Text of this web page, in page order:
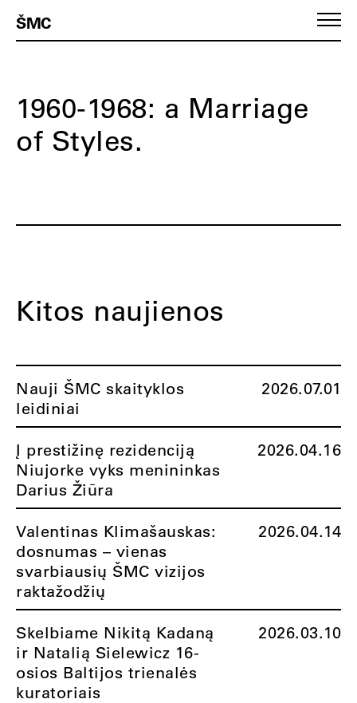
ŠMC
1960-1968: a Marriage
of Styles.
Kitos naujienos
Nauji ŠMC skaityklos
leidiniai
2026.07.01
Į prestižinę rezidenciją
Niujorke vyks menininkas
Darius Žiūra
2026.04.16
Valentinas Klimašauskas:
dosnumas – vienas
svarbiausių ŠMC vizijos
raktažodžių
2026.04.14
Skelbiame Nikitą Kadaną
ir Natalią Sielewicz 16-
osios Baltijos trienalės
kuratoriais
2026.03.10